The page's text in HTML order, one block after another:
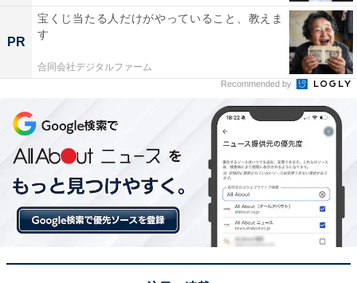
PR
宝くじ当たる人だけがやっていること、教えま
す
合同会社デジタルファーム
Recommended by